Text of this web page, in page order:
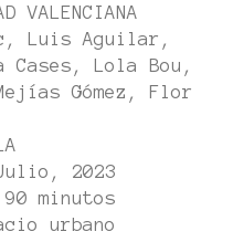
VALENCIANA
Luis Aguilar,
Cases, Lola Bou,
Gómez, Flor
2023
minutos
urbano